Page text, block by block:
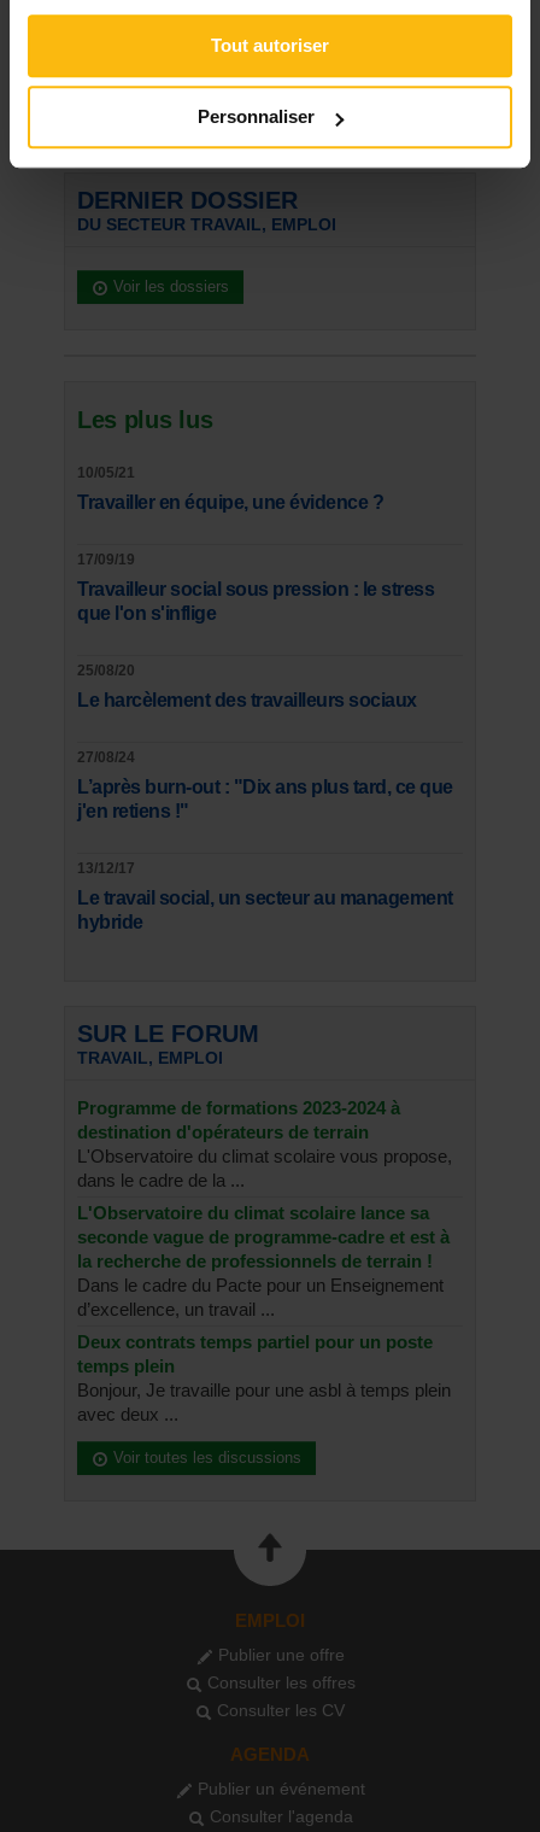
Tout autoriser
Personnaliser
DERNIER DOSSIER
DU SECTEUR TRAVAIL, EMPLOI
Voir les dossiers
Les plus lus
10/05/21
Travailler en équipe, une évidence ?
17/09/19
Travailleur social sous pression : le stress
que l'on s'inflige
25/08/20
Le harcèlement des travailleurs sociaux
27/08/24
L’après burn-out : "Dix ans plus tard, ce que
j'en retiens !"
13/12/17
Le travail social, un secteur au management
hybride
SUR LE FORUM
TRAVAIL, EMPLOI
Programme de formations 2023-2024 à
destination d'opérateurs de terrain
L'Observatoire du climat scolaire vous propose,
dans le cadre de la ...
L'Observatoire du climat scolaire lance sa
seconde vague de programme-cadre et est à
la recherche de professionnels de terrain !
Dans le cadre du Pacte pour un Enseignement
d’excellence, un travail ...
Deux contrats temps partiel pour un poste
temps plein
Bonjour, Je travaille pour une asbl à temps plein
avec deux ...
Voir toutes les discussions
EMPLOI
Publier une offre
Consulter les offres
Consulter les CV
AGENDA
Publier un événement
Consulter l'agenda